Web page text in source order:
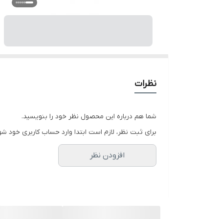
نظرات
شما هم درباره این محصول نظر خود را بنویسید.
برای ثبت نظر، لازم است ابتدا وارد حساب کاربری خود
افزودن نظر